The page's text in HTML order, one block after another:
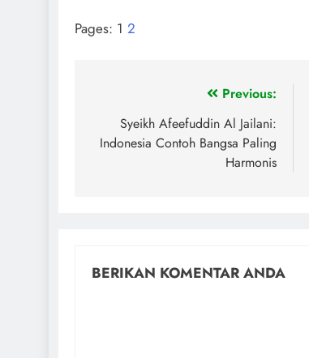
Pages: 1 2
Previous:
Syeikh Afeefuddin Al Jailani:
Indonesia Contoh Bangsa Paling
Harmonis
BERIKAN KOMENTAR ANDA